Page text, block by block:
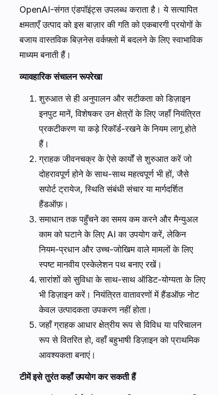
OpenAI-संगत एंडपॉइंट्स उपलब्ध कराता है। ये सत्यापित
क्षमताएँ उत्पाद को इस बाज़ार की गति को एकबारगी प्रयोगों के
बजाय वास्तविक बिज़नेस वर्कफ़्लो में बदलने के लिए स्वाभाविक
माध्यम बनाती हैं।
व्यावहारिक संचालन रूपरेखा
शुरुआत से ही अनुपालन और सटीकता को डिज़ाइन
इनपुट मानें, विशेषकर उन क्षेत्रों के लिए जहाँ नियंत्रित
प्रकटीकरण या कड़े रिकॉर्ड-रखने के नियम लागू होते
हैं।
ग्राहक जीवनचक्र के ऐसे कार्यों से शुरुआत करें जो
दोहरावपूर्ण होने के साथ-साथ महत्वपूर्ण भी हों, जैसे
सपोर्ट ट्रायेज, स्थिति संबंधी संचार या मार्गदर्शित
हैंडऑफ़।
समाधान तक पहुँचने का समय कम करने और मैन्युअल
काम को घटाने के लिए AI का उपयोग करें, लेकिन
नियम-प्रधान और उच्च-जोखिम वाले मामलों के लिए
स्पष्ट मानवीय एस्केलेशन पथ बनाए रखें।
सारांशों को सुविधा के साथ-साथ ऑडिट-योग्यता के लिए
भी डिज़ाइन करें। नियंत्रित वातावरणों में हैंडऑफ़ नोट
केवल उत्पादकता उपकरण नहीं होता।
जहाँ ग्राहक आधार क्षेत्रीय रूप से विविध या परिचालन
रूप से वितरित हो, वहाँ बहुभाषी डिज़ाइन को प्राथमिक
आवश्यकता बनाएं।
टीमें इसे तुरंत कहाँ उपयोग कर सकती हैं